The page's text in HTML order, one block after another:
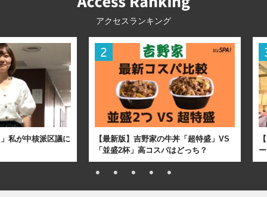
アクセスランキング
私が中核派区議に
【最新版】吉野家の牛丼「超特盛」VS
「並盛2杯」高コスパはどっち？